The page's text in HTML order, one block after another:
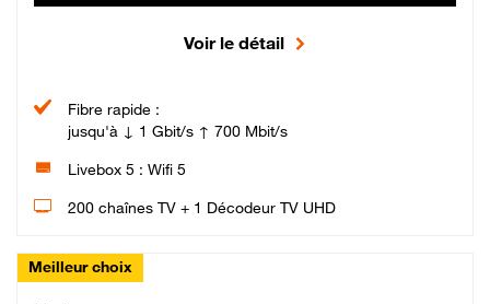
Voir le détail
Fibre rapide :
jusqu'à ↓ 1 Gbit/s ↑ 700 Mbit/s
Livebox 5 : Wifi 5
200 chaînes TV + 1 Décodeur TV UHD
Meilleur choix